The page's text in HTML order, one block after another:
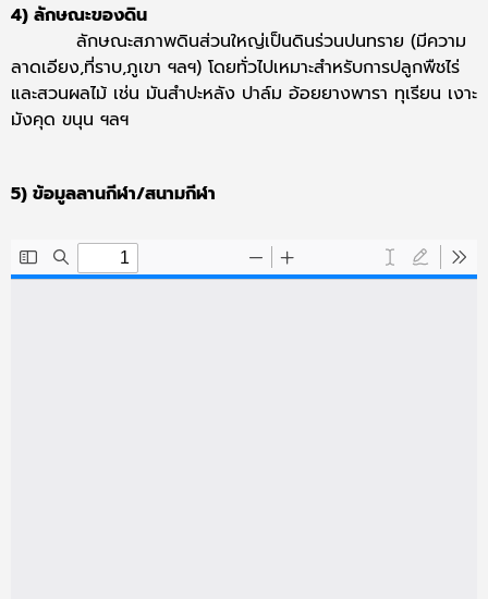
4) ลักษณะของดิน
ลักษณะสภาพดินส่วนใหญ่เป็นดินร่วนปนทราย (มีความ
ลาดเอียง,ที่ราบ,ภูเขา ฯลฯ) โดยทั่วไปเหมาะสำหรับการปลูกพืชไร่
และสวนผลไม้ เช่น มันสำปะหลัง ปาล์ม อ้อยยางพารา ทุเรียน เงาะ
มังคุด ขนุน ฯลฯ
5) ข้อมูลลานกีฬา/สนามกีฬา